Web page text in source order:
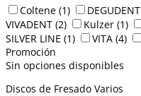
Coltene (1) DEGUDENT
VIVADENT (2) Kulzer (1)
SILVER LINE (1) VITA (4)
Promoción
Sin opciones disponibles
Discos de Fresado Varios